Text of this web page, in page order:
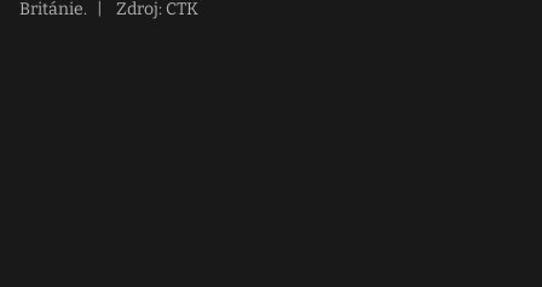
Británie.
Zdroj: CTK